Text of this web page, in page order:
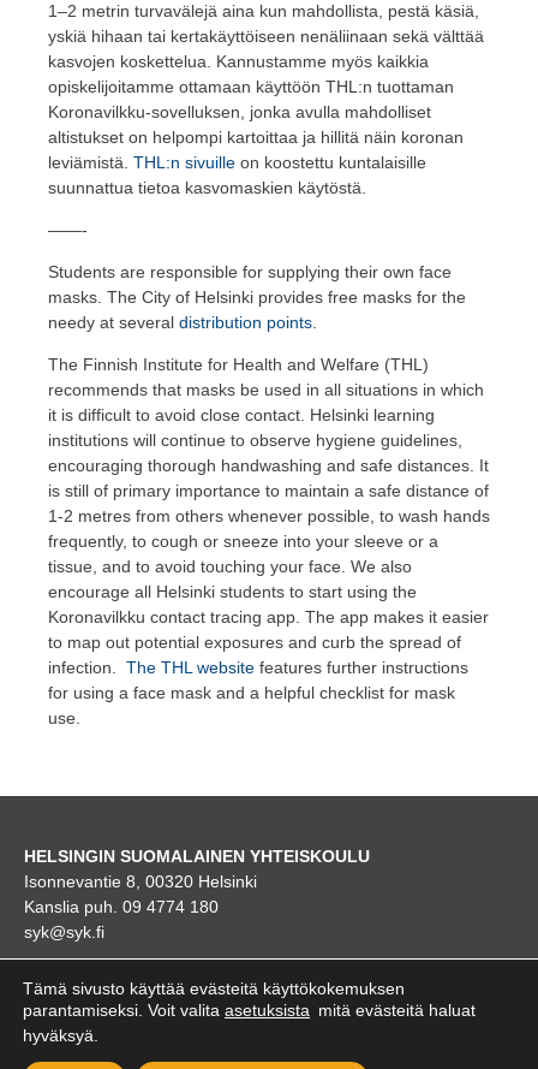
1–2 metrin turvavälejä aina kun mahdollista, pestä käsiä,
yskiä hihaan tai kertakäyttöiseen nenäliinaan sekä välttää
kasvojen koskettelua. Kannustamme myös kaikkia
opiskelijoitamme ottamaan käyttöön THL:n tuottaman
Koronavilkku-sovelluksen, jonka avulla mahdolliset
altistukset on helpompi kartoittaa ja hillitä näin koronan
leviämistä. THL:n sivuille on koostettu kuntalaisille
suunnattua tietoa kasvomaskien käytöstä.
——-
Students are responsible for supplying their own face
masks. The City of Helsinki provides free masks for the
needy at several distribution points
The Finnish Institute for Health and Welfare (THL)
recommends that masks be used in all situations in which
it is difficult to avoid close contact. Helsinki learning
institutions will continue to observe hygiene guidelines,
encouraging thorough handwashing and safe distances. It
is still of primary importance to maintain a safe distance of
1-2 metres from others whenever possible, to wash hands
frequently, to cough or sneeze into your sleeve or a
tissue, and to avoid touching your face. We also
encourage all Helsinki students to start using the
Koronavilkku contact tracing app. The app makes it easier
to map out potential exposures and curb the spread of
infection. The THL website features further instructions
for using a face mask and a helpful checklist for mask
use.
HELSINGIN SUOMALAINEN YHTEISKOULU
Isonnevantie 8, 00320 Helsinki
Kanslia puh. 09 4774 180
syk@syk.fi
Tämä sivusto käyttää evästeitä käyttökokemuksen
parantamiseksi. Voit valita asetuksista mitä evästeitä haluat
hyväksyä.